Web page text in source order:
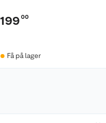
199 00
Få på lager